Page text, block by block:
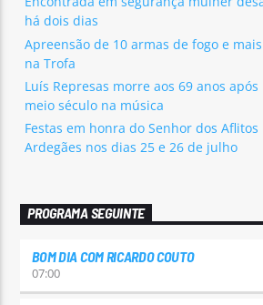
há dois dias
Apreensão de 10 armas de fogo e
na Trofa
Luís Represas morre aos 69 anos
meio século na música
Festas em honra do Senhor dos Aflitos
Ardegães nos dias 25 e 26 de julho
PROGRAMA SEGUINTE
BOM DIA COM RICARDO COUTO
07:00